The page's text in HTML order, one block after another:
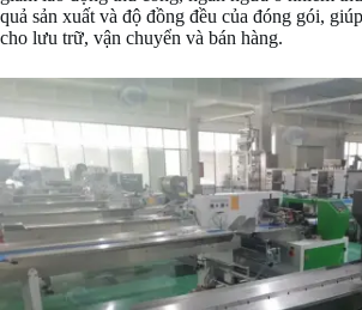
quả sản xuất và độ đồng đều của đóng gói,
cho lưu trữ, vận chuyển và bán hàng.